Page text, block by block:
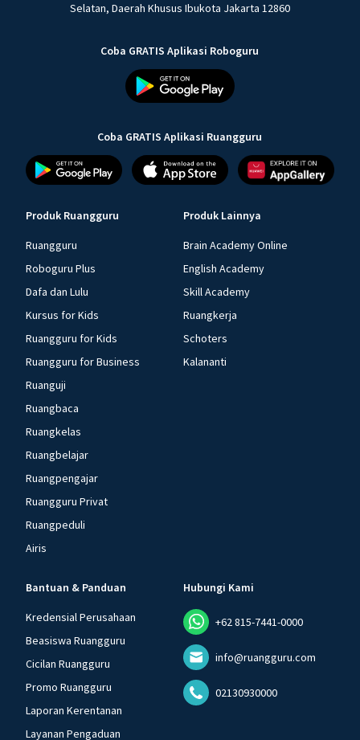
Selatan, Daerah Khusus Ibukota Jakarta 12860
Coba GRATIS Aplikasi Roboguru
Coba GRATIS Aplikasi Ruangguru
Produk Ruangguru
Ruangguru
Roboguru Plus
Dafa dan Lulu
Kursus for Kids
Ruangguru for Kids
Ruangguru for Business
Ruanguji
Ruangbaca
Ruangkelas
Ruangbelajar
Ruangpengajar
Ruangguru Privat
Ruangpeduli
Airis
Produk Lainnya
Brain Academy Online
English Academy
Skill Academy
Ruangkerja
Schoters
Kalananti
Bantuan & Panduan
Kredensial Perusahaan
Beasiswa Ruangguru
Cicilan Ruangguru
Promo Ruangguru
Laporan Kerentanan
Layanan Pengaduan
Hubungi Kami
+62 815-7441-0000
info@ruangguru.com
02130930000